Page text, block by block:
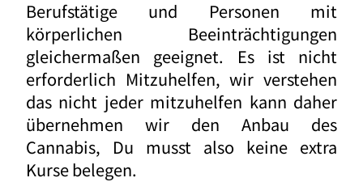
Berufstätige und Personen mit
körperlichen Beeinträchtigungen
gleichermaßen geeignet. Es ist nicht
erforderlich Mitzuhelfen, wir verstehen
das nicht jeder mitzuhelfen kann daher
übernehmen wir den Anbau des
Cannabis, Du musst also keine extra
Kurse belegen.